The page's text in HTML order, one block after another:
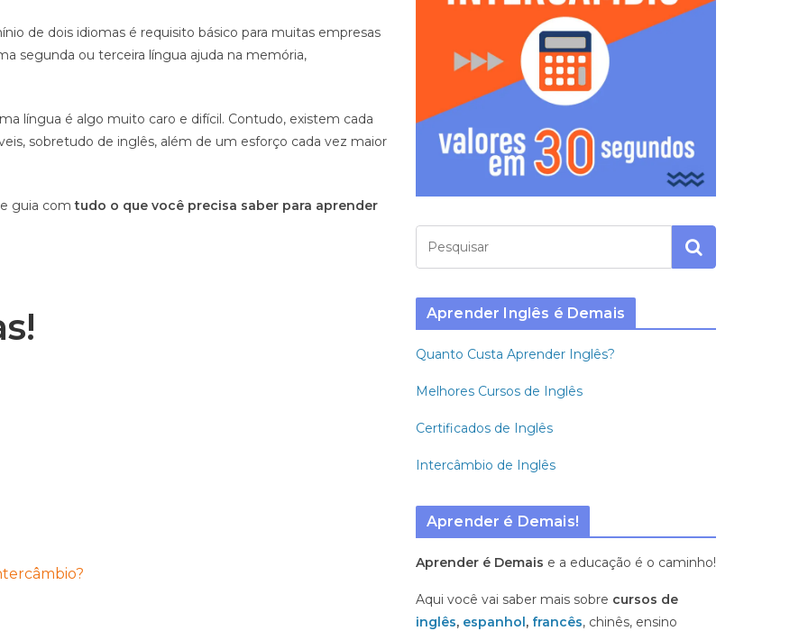
de dois idiomas é requisito básico para muitas empresas
segunda ou terceira língua ajuda na memória,
língua é algo muito caro e difícil. Contudo, existem cada
sobretudo de inglês, além de um esforço cada vez maior
guia comtudo o que você precisa saber para aprender
Aprender Inglês é Demais
Quanto Custa Aprender Inglês?
Melhores Cursos de Inglês
Certificados de Inglês
Intercâmbio de Inglês
Aprender é Demais!
Aprender é Demais e a educação é o caminho!
Aqui você vai saber mais sobre cursos de
inglês, espanhol, francês, chinês, ensino